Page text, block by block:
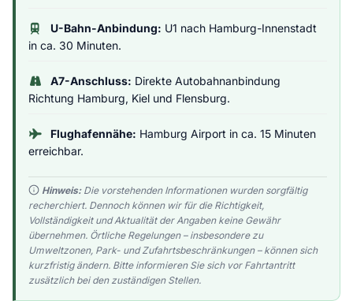
U-Bahn-Anbindung: U1 nach Hamburg-Innenstadt
in ca. 30 Minuten.
A7-Anschluss: Direkte Autobahnanbindung
Richtung Hamburg, Kiel und Flensburg.
Flughafennähe: Hamburg Airport in ca. 15 Minuten
erreichbar.
Hinweis:Die vorstehenden Informationen wurden sorgfältig
recherchiert. Dennoch können wir für die Richtigkeit,
Vollständigkeit und Aktualität der Angaben keine Gewähr
übernehmen. Örtliche Regelungen – insbesondere zu
Umweltzonen, Park- und Zufahrtsbeschränkungen – können sich
kurzfristig ändern. Bitte informieren Sie sich vor Fahrtantritt
zusätzlich bei den zuständigen Stellen.